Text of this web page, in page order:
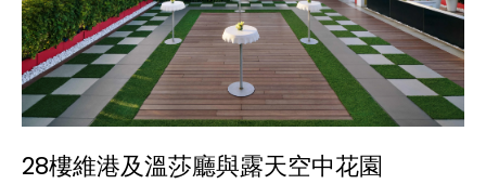
28樓維港及溫莎廳與露天空中花園